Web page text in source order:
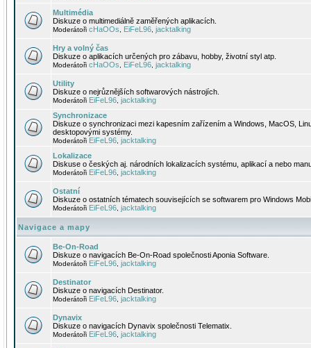
Multimédia
Diskuze o multimediálně zaměřených aplikacích.
Moderátoři cHaOOs EiFeL96 jacktalking
Hry a volný čas
Diskuze o aplikacích určených pro zábavu, hobby, životní styl atp.
Moderátoři cHaOOs EiFeL96 jacktalking
Utility
Diskuze o nejrůznějších softwarových nástrojích.
Moderátoři EiFeL96 jacktalking
Synchronizace
Diskuze o synchronizaci mezi kapesním zařízením a Windows, MacOS,
desktopovými systémy.
Moderátoři EiFeL96 jacktalking
Lokalizace
Diskuse o českých aj. národních lokalizacích systému, aplikací a nebo
Moderátoři EiFeL96 jacktalking
Ostatní
Diskuze o ostatních tématech souvisejících se softwarem pro Windows
Moderátoři EiFeL96 jacktalking
Navigace a mapy
Be-On-Road
Diskuze o navigacích Be-On-Road společnosti Aponia Software.
Moderátoři EiFeL96 jacktalking
Destinator
Diskuze o navigacích Destinator.
Moderátoři EiFeL96 jacktalking
Dynavix
Diskuze o navigacích Dynavix společnosti Telematix.
Moderátoři EiFeL96 jacktalking